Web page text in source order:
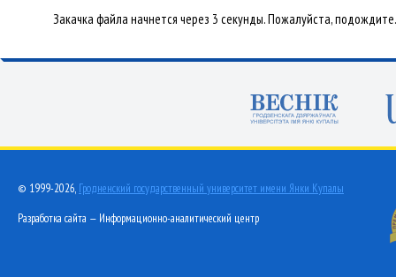
Закачка файла начнется через 3 секунды. Пожалуйста, подождите.
© 1999-2026, Гродненский государственный университет имени Янки Купалы
Разработка сайта — Информационно-аналитический центр